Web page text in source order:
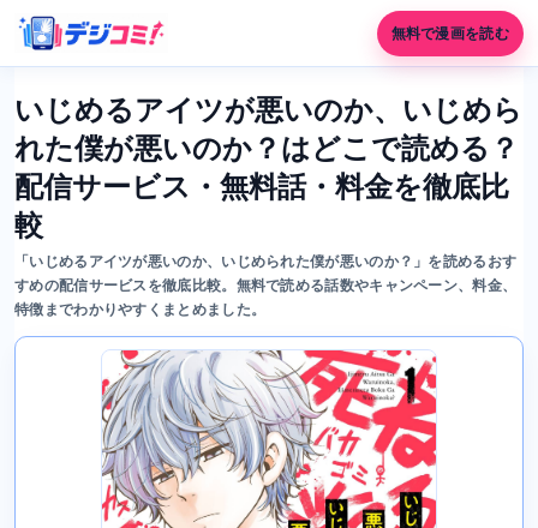
無料で漫画を読む
いじめるアイツが悪いのか、いじめら
れた僕が悪いのか？はどこで読める？
配信サービス・無料話・料金を徹底比
較
「いじめるアイツが悪いのか、いじめられた僕が悪いのか？」を読めるおす
すめの配信サービスを徹底比較。無料で読める話数やキャンペーン、料金、
特徴までわかりやすくまとめました。